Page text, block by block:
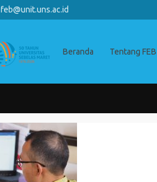
feb@unit.uns.ac.id
Beranda Tentang FEB